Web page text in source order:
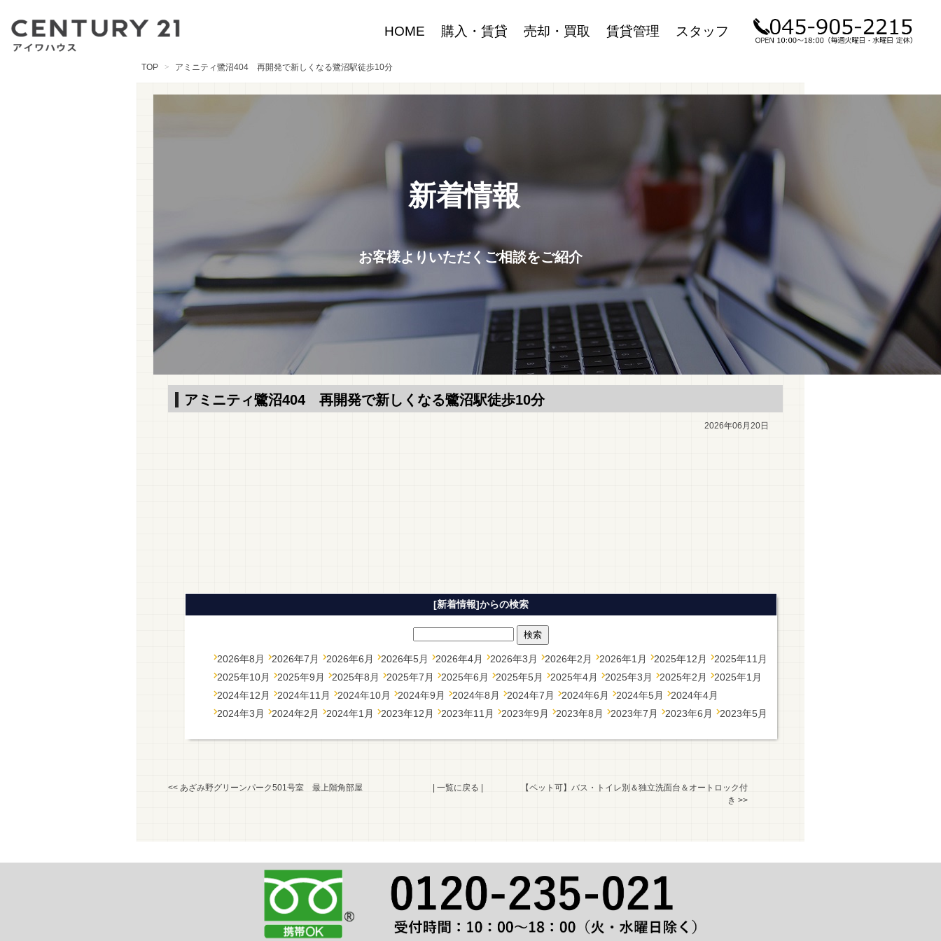
HOME 購入・賃貸 売却・買取 賃貸管理 スタッフ
TOP アミニティ鷺沼404 再開発で新しくなる鷺沼駅徒歩10分
新着情報
お客様よりいただくご相談をご紹介
アミニティ鷺沼404 再開発で新しくなる鷺沼駅徒歩10分
2026年06月20日
[新着情報]からの検索
2026年8月 2026年7月 2026年6月 2026年5月 2026年4月 2026年3月 2026年2月 2026年1月 2025年12月
2025年11月
2025年10月
2025年9月 2025年8月 2025年7月 2025年6月 2025年5月 2025年4月 2025年3月 2025年2月
2025年1月
2024年12月
2024年11月 2024年10月 2024年9月 2024年8月 2024年7月 2024年6月 2024年5月
2024年4月
2024年3月
2024年2月 2024年1月 2023年12月 2023年11月 2023年9月 2023年8月 2023年7月 2023年6月 2023年5月
<<あざみ野グリーンパーク501号室 最上階角部屋 一覧に戻る
【ペット可】バス・トイレ別＆独立洗面台＆オートロック付
き >>